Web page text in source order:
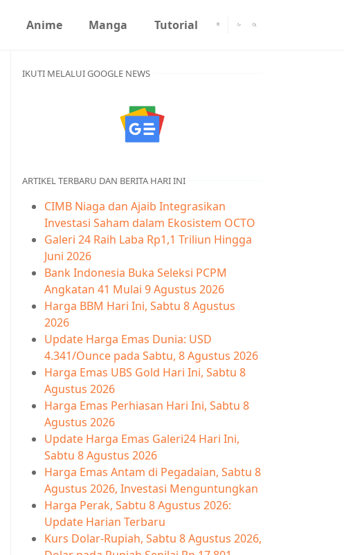
Anime Manga Tutorial
IKUTI MELALUI GOOGLE NEWS
ARTIKEL TERBARU DAN BERITA HARI INI
CIMB Niaga dan Ajaib Integrasikan
Investasi Saham dalam Ekosistem OCTO
Galeri 24 Raih Laba Rp1,1 Triliun Hingga
Juni 2026
Bank Indonesia Buka Seleksi PCPM
Angkatan 41 Mulai 9 Agustus 2026
Harga BBM Hari Ini, Sabtu 8 Agustus
2026
Update Harga Emas Dunia: USD
4.341/Ounce pada Sabtu, 8 Agustus 2026
Harga Emas UBS Gold Hari Ini, Sabtu 8
Agustus 2026
Harga Emas Perhiasan Hari Ini, Sabtu 8
Agustus 2026
Update Harga Emas Galeri24 Hari Ini,
Sabtu 8 Agustus 2026
Harga Emas Antam di Pegadaian, Sabtu 8
Agustus 2026, Investasi Menguntungkan
Harga Perak, Sabtu 8 Agustus 2026:
Update Harian Terbaru
Kurs Dolar-Rupiah, Sabtu 8 Agustus 2026,